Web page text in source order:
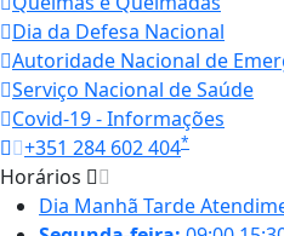
Dia da Defesa Nacional
Autoridade Nacional de
Serviço Nacional de Saúde
Covid-19 - Informações
+351 284 602 404*
Horários
Dia Manhã Tarde